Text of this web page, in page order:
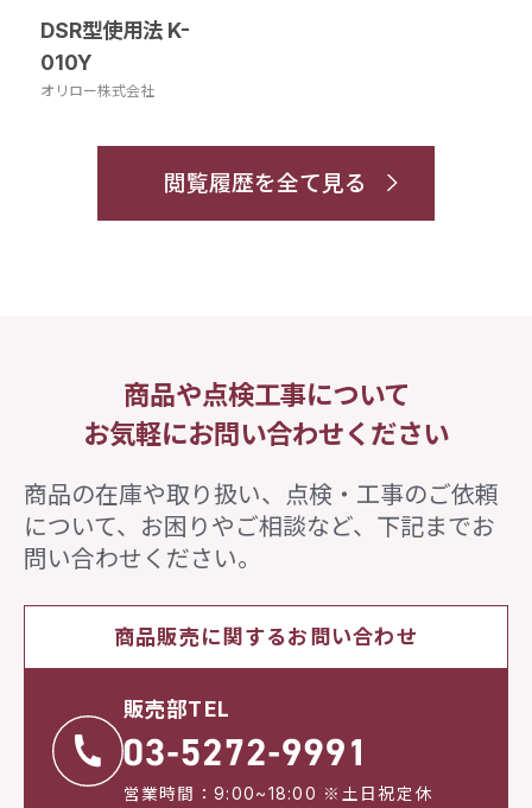
DSR型使用法 K-
010Y
オリロー株式会社
閲覧履歴を全て見る
商品や点検工事について
お気軽にお問い合わせください
商品の在庫や取り扱い、点検・工事のご依頼
について、 お困りやご相談など、下記までお
問い合わせください。
商品販売に関するお問い合わせ
販売部TEL
営業時間：9:00~18:00 ※土日祝定休